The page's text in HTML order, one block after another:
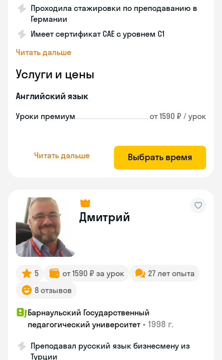
Проходила стажировки по преподаванию в
Германии
Имеет сертификат САЕ с уровнем С1
Читать дальше
Услуги и цены
Английский язык
Уроки премиум от 1590 ₽ / урок
Читать дальше Выбрать время
Дмитрий
5 от 1590 ₽ за урок
27 лет опыта
8 отзывов
Барнаульский Государственный
педагогический университет • 1998 г.
Преподавал русский язык бизнесмену из
Турции